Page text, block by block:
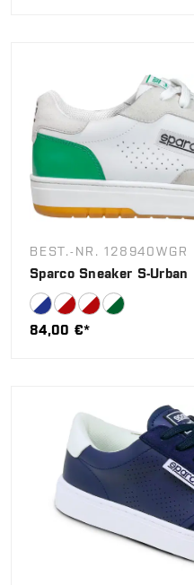
BEST.-NR. 128940WGR
Sparco Sneaker S-Urban
84,00 €*